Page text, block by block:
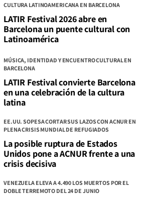
CULTURA LATINOAMERICANA EN BARCELONA
LATIR Festival 2026 abre en
Barcelona un puente cultural con
Latinoamérica
MÚSICA, IDENTIDAD Y ENCUENTRO CULTURAL EN
BARCELONA
LATIR Festival convierte Barcelona
en una celebración de la cultura
latina
EE.UU. SOPESA CORTAR SUS LAZOS CON ACNUR EN
PLENA CRISIS MUNDIAL DE REFUGIADOS
La posible ruptura de Estados
Unidos pone a ACNUR frente a una
crisis decisiva
VENEZUELA ELEVA A 4.490 LOS MUERTOS POR EL
DOBLE TERREMOTO DEL 24 DE JUNIO